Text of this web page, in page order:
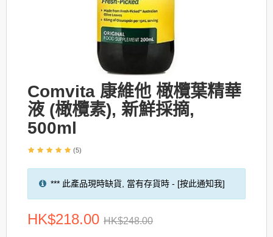
Comvita 康維他 橄欖葉精華
液 (橄欖素), 新鮮採摘,
500ml
(5)
*** 此產品現時缺貨, 當有存貨時 - [按此通知我]
HK$218.00 HK$248.00